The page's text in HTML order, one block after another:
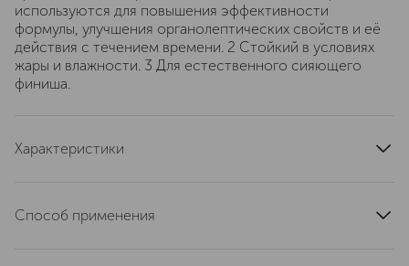
используются для повышения эффективности
формулы, улучшения органолептических свойств и её
действия с течением времени. 2 Стойкий в условиях
жары и влажности. 3 Для естественного сияющего
финиша.
Характеристики
тип кожи
Способ применения